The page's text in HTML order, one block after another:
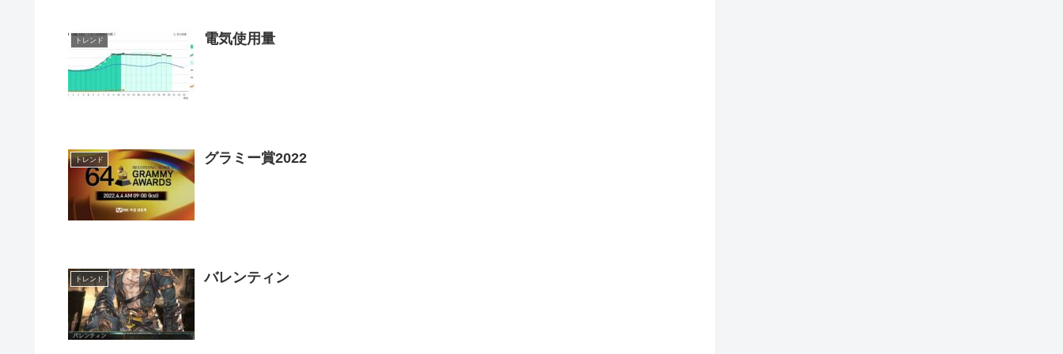
トレンド 電気使用量
トレンド グラミー賞2022
トレンド バレンティン